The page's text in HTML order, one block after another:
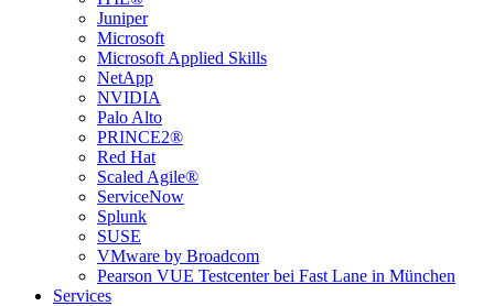
Juniper
Microsoft
Microsoft Applied Skills
NetApp
NVIDIA
Palo Alto
PRINCE2®
Red Hat
Scaled Agile®
ServiceNow
Splunk
SUSE
VMware by Broadcom
Pearson VUE Testcenter bei Fast Lane in München
Services